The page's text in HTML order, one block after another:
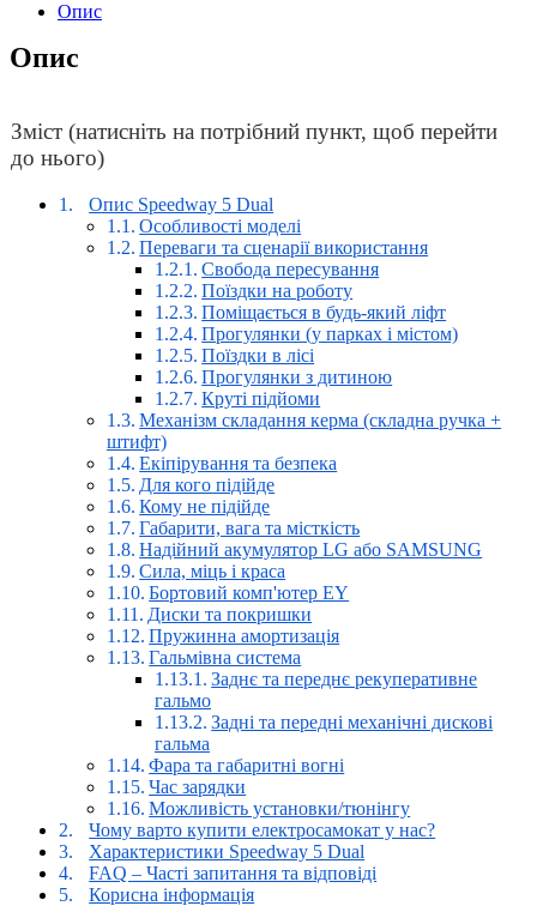
Опис
Опис
Зміст (натисніть на потрібний пункт, щоб перейти
до нього)
Опис Speedway 5 Dual
Особливості моделі
Переваги та сценарії використання
Свобода пересування
Поїздки на роботу
Поміщається в будь-який ліфт
Прогулянки (у парках і містом)
Поїздки в лісі
Прогулянки з дитиною
Круті підйоми
Механізм складання керма (складна ручка +
штифт)
Екіпірування та безпека
Для кого підійде
Кому не підійде
Габарити, вага та місткість
Надійний акумулятор LG або SAMSUNG
Сила, міць і краса
Бортовий комп'ютер EY
Диски та покришки
Пружинна амортизація
Гальмівна система
Заднє та переднє рекуперативне
гальмо
Задні та передні механічні дискові
гальма
Фара та габаритні вогні
Час зарядки
Можливість установки/тюнінгу
Чому варто купити електросамокат у нас?
Характеристики Speedway 5 Dual
FAQ – Часті запитання та відповіді
Корисна інформація